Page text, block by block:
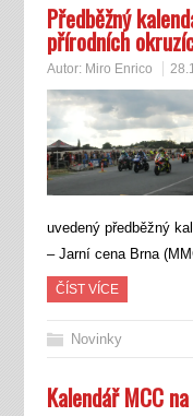
Předběžný
přírodních
Autor: Miro Enrico
uvedený předběžný
– Jarní cena Brna
ČÍST VÍCE
Novinky
Kalendář MCC